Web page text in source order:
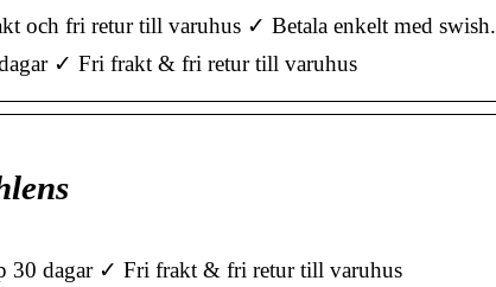
och fri retur till varuhus ✓ Betala enkelt med swish.
✓ Fri frakt & fri retur till varuhus
30 dagar ✓ Fri frakt & fri retur till varuhus